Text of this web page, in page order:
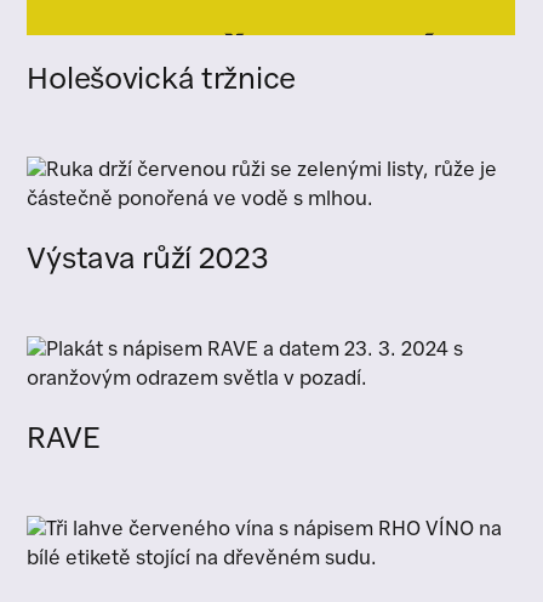
Holešovická tržnice
Výstava růží 2023
RAVE